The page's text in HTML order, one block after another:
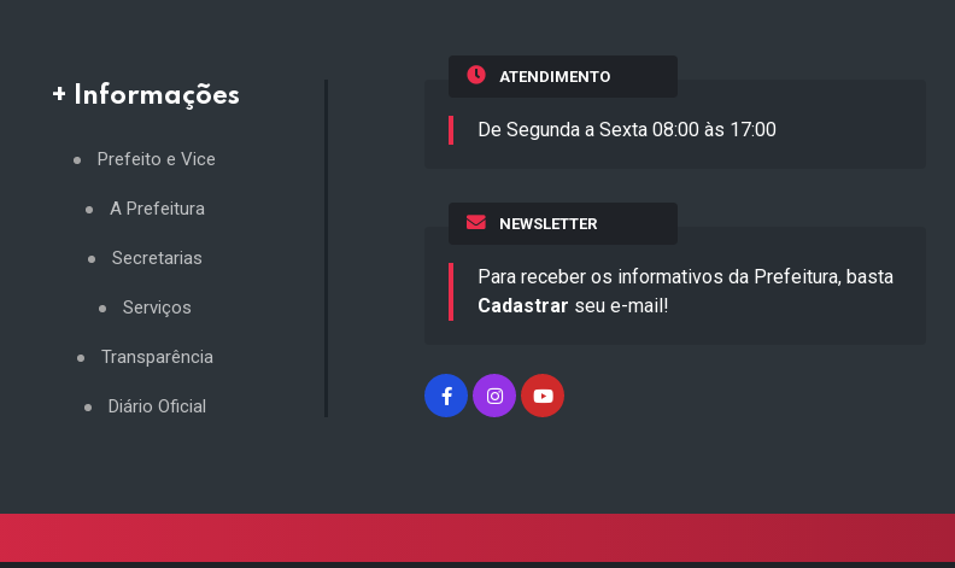
+ Informações
Prefeito e Vice
A Prefeitura
Secretarias
Serviços
Transparência
Diário Oficial
ATENDIMENTO
De Segunda a Sexta 08:00 às 17:00
NEWSLETTER
Para receber os informativos da Prefeitura, basta
Cadastrar seu e-mail!